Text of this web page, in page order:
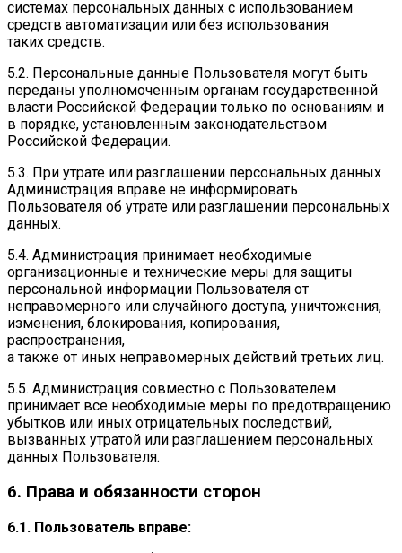
системах персональных данных с использованием
средств автоматизации или без использования
таких средств.
5.2. Персональные данные Пользователя могут быть
переданы уполномоченным органам государственной
власти Российской Федерации только по основаниям и
в порядке, установленным законодательством
Российской Федерации.
5.3. При утрате или разглашении персональных данных
Администрация вправе не информировать
Пользователя об утрате или разглашении персональных
данных.
5.4. Администрация принимает необходимые
организационные и технические меры для защиты
персональной информации Пользователя от
неправомерного или случайного доступа, уничтожения,
изменения, блокирования, копирования,
распространения,
а также от иных неправомерных действий третьих лиц.
5.5. Администрация совместно с Пользователем
принимает все необходимые меры по предотвращению
убытков или иных отрицательных последствий,
вызванных утратой или разглашением персональных
данных Пользователя.
6. Права и обязанности сторон
6.1. Пользователь вправе: